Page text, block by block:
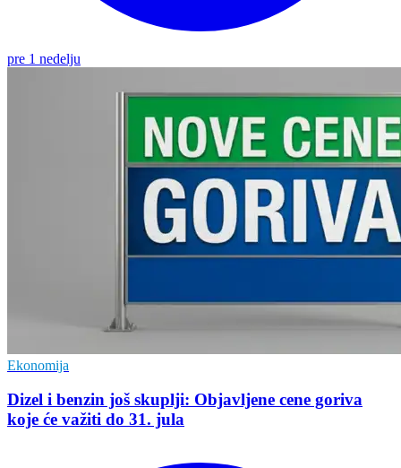
pre 1 nedelju
Ekonomija
Dizel i benzin još skuplji: Objavljene cene goriva
koje će važiti do 31. jula